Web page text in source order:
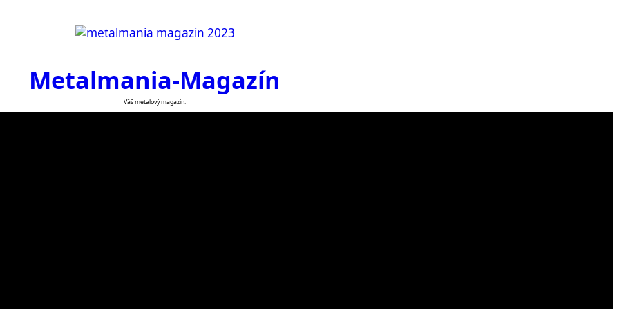
Metalmania-Magazín
Váš metalový magazín.